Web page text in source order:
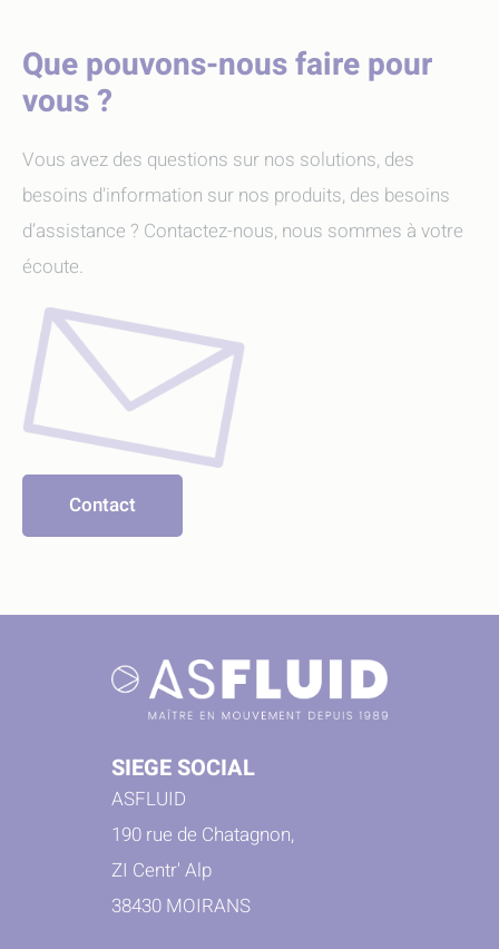
Que pouvons-nous faire pour
vous ?
Vous avez des questions sur nos solutions, des
besoins d'information sur nos produits, des besoins
d’assistance ? Contactez-nous, nous sommes à votre
écoute.
Contact
SIEGE SOCIAL
ASFLUID
190 rue de Chatagnon,
ZI Centr' Alp
38430 MOIRANS